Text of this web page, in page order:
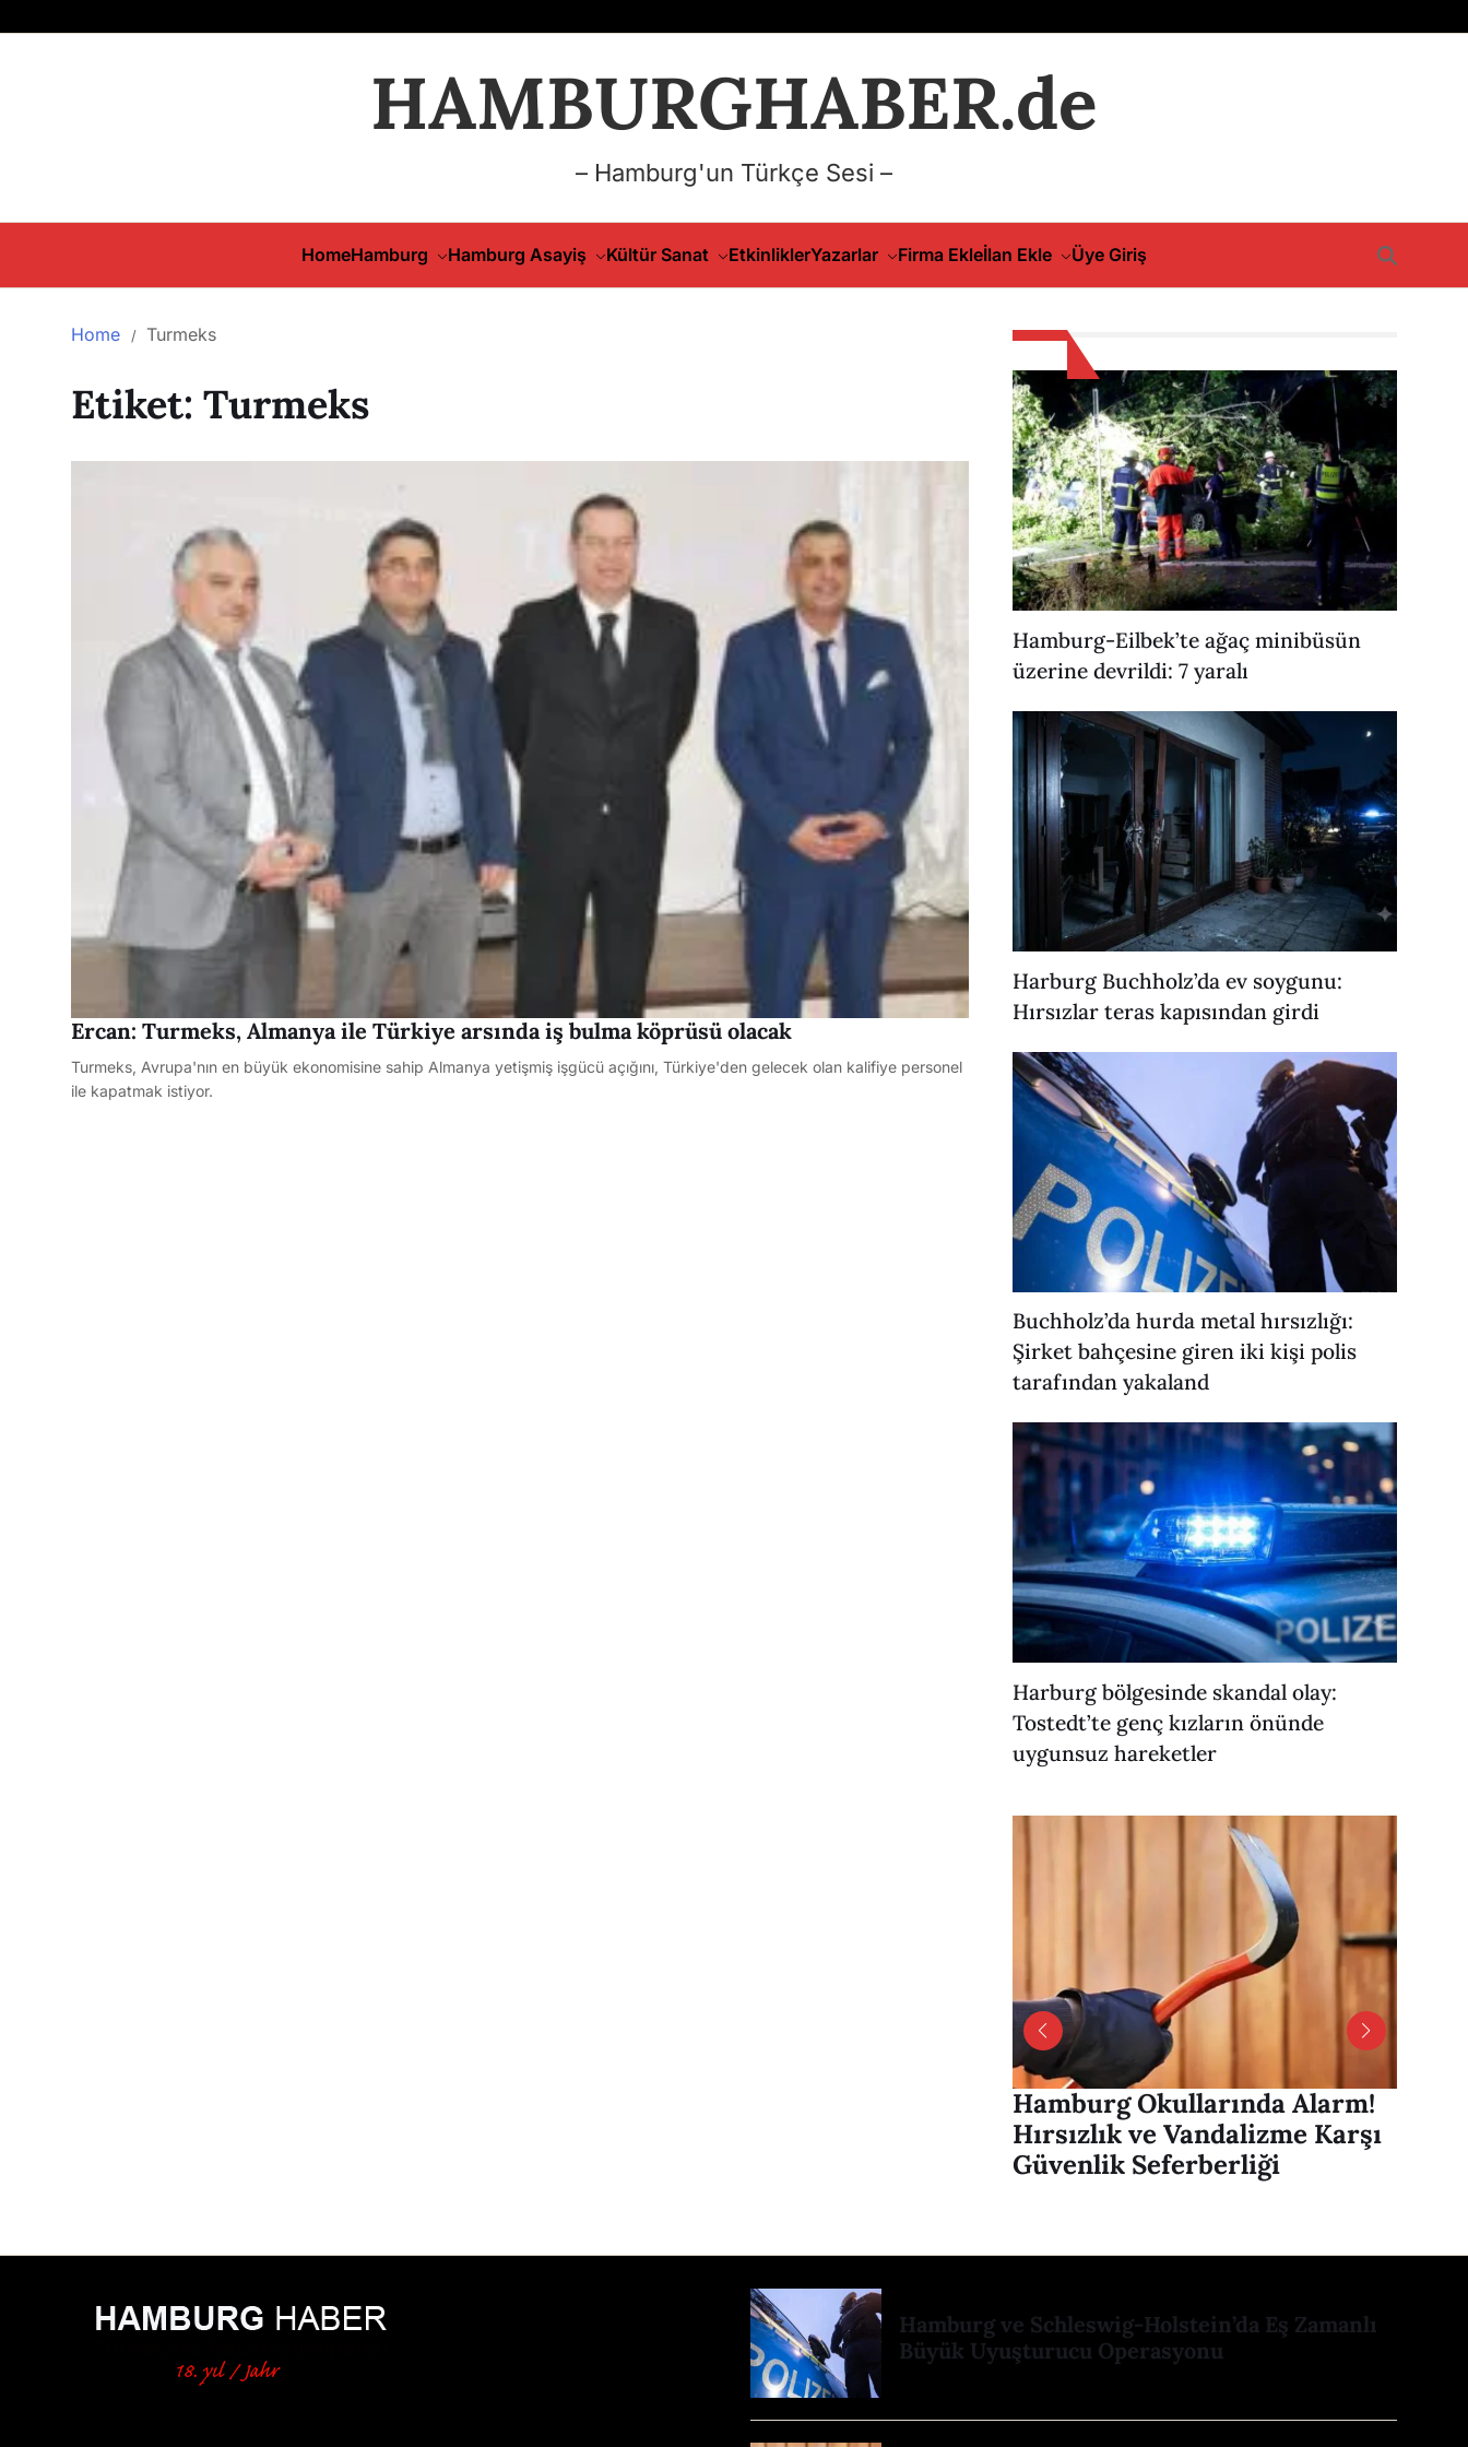
HAMBURGHABER.de
– Hamburg'un Türkçe Sesi –
HomeHamburg Hamburg Asayiş Kültür Sanat EtkinliklerYazarlar Firma Ekleİlan Ekle Üye Giriş
Home Turmeks
Etiket: Turmeks
Ercan: Turmeks, Almanya ile Türkiye arsında iş bulma köprüsü olacak
Turmeks, Avrupa'nın en büyük ekonomisine sahip Almanya yetişmiş işgücü açığını, Türkiye'den gelecek olan kalifiye personel
ile kapatmak istiyor.
Hamburg-Eilbek’te ağaç minibüsün
üzerine devrildi: 7 yaralı
Harburg Buchholz’da ev soygunu:
Hırsızlar teras kapısından girdi
Buchholz’da hurda metal hırsızlığı:
Şirket bahçesine giren iki kişi polis
tarafından yakaland
Harburg bölgesinde skandal olay:
Tostedt’te genç kızların önünde
uygunsuz hareketler
Hamburg Okullarında Alarm!
Hırsızlık ve Vandalizme Karşı
Güvenlik Seferberliği
Hamburg ve Schleswig-Holstein’da Eş Zamanlı
Büyük Uyuşturucu Operasyonu